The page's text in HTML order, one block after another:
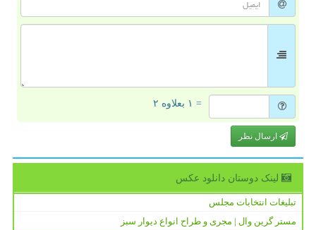
= ۱ بعلاوه ۲
ارسال نظر
لینک دوستان دانلود عكس
تبلیغات انتخابات مجلس
مستر گرین وال | مجری و طراح انواع دیوار سبز